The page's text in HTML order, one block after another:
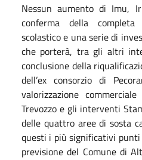
Nessun aumento di Imu,
conferma della
scolastico e una serie di
che porterà, tra gli altri
conclusione della
dell’ex consorzio di
valorizzazione
Trevozzo e gli interventi
delle quattro aree di sosta
questi i più significativi
previsione del Comune di